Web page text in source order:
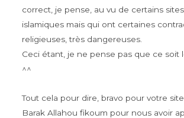
correct, je pense, au vu de certains
islamiques mais qui ont certaines
religieuses, très dangereuses.
Ceci étant, je ne pense pas que ce soit
^^
Tout cela pour dire, bravo pour votre
Barak Allahou fikoum pour nous avoir